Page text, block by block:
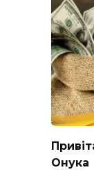
Онука